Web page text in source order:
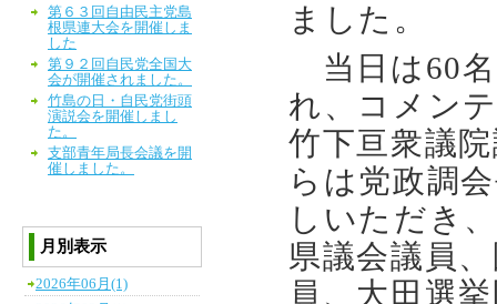
ました。
当日は60
れ、コメン
竹下亘衆議
らは党政調
しいただき
県議会議員
員、大田選
第６３回自由民主党島
根県連大会を開催しま
した
第９２回自民党全国大
会が開催されました。
竹島の日・自民党街頭
演説会を開催しまし
た。
支部青年局長会議を開
催しました。
月別表示
2026年06月(1)